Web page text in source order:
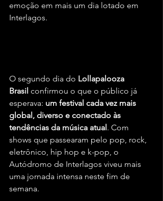
emoção em mais um dia lotado em
Interlagos.
O segundo dia do Lollapalooza
Brasil confirmou o que o público já
esperava: um festival cada vez mais
global, diverso e conectado às
tendências da música atual. Com
shows que passearam pelo pop, rock,
eletrônico, hip hop e k-pop, o
Autódromo de Interlagos viveu mais
uma jornada intensa neste fim de
semana.